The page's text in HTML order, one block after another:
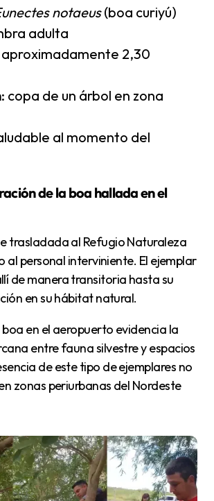
notaeus(boa curiyú)
adulta
aproximadamente 2,30
: copa de un árbol en zona
al momento del
de la boa hallada en el
al personal interviniente. El ejemplar
de manera transitoria hasta su
en su hábitat natural.
entre fauna silvestre y espacios
de este tipo de ejemplares no
zonas periurbanas del Nordeste